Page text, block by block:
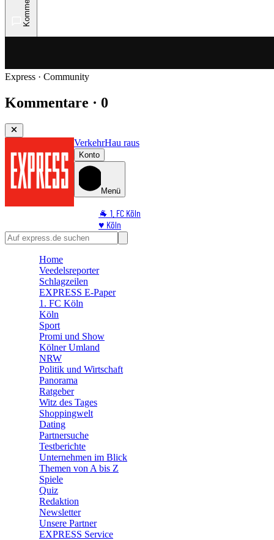
Express · Community
Kommentare · 0
VerkehrHau raus
Konto
Menü
🐐 1. FC Köln
♥️ Köln
⭐ Promi
🛒 Shoppingwelt
Home
Veedelsreporter
Schlagzeilen
EXPRESS E-Paper
1. FC Köln
Köln
Sport
Promi und Show
Kölner Umland
NRW
Politik und Wirtschaft
Panorama
Ratgeber
Witz des Tages
Shoppingwelt
Dating
Partnersuche
Testberichte
Unternehmen im Blick
Themen von A bis Z
Spiele
Quiz
Redaktion
Newsletter
Unsere Partner
EXPRESS Service